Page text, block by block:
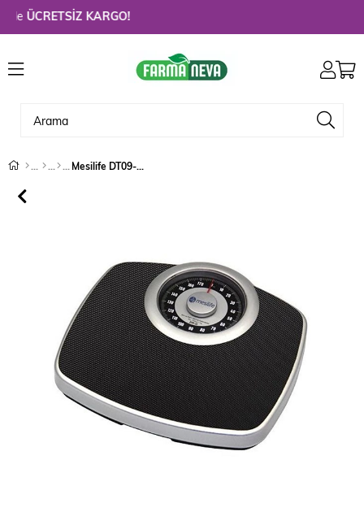
ÜCRETSİZ KARGO!
Mesilife DT09-SS Mekanik Banyo Tartısı